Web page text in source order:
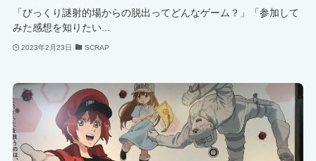
「びっくり謎射的場からの脱出ってどんなゲーム？」「参加して
みた感想を知りたい...
2023年2月23日 SCRAP